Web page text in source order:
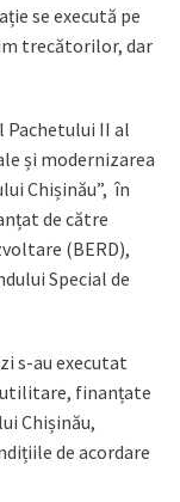
se execută pe
trecătorilor, dar
Pachetului II al
și modernizarea
Chișinău”, în
de către
(BERD),
Special de
s-au executat
finanțate
Chișinău,
de acordare